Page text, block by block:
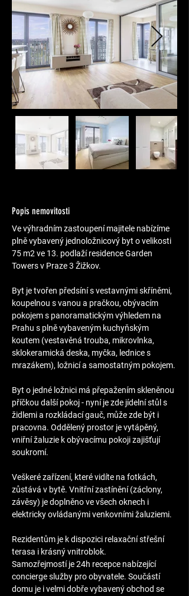
Popis nemovitosti
Ve výhradním zastoupení majitele nabízíme
plně vybavený jednoložnicový byt o velikosti
75 m2 ve 13. podlaží residence Garden
Towers v Praze 3 Žižkov.
Byt je tvořen předsíní s vestavnými skříněmi,
koupelnou s vanou a pračkou, obývacím
pokojem s panoramatickým výhledem na
Prahu s plně vybaveným kuchyňským
koutem (vestavěná trouba, mikrovlnka,
sklokeramická deska, myčka, lednice s
mrazákem), ložnicí a samostatným pokojem.
Byt o jedné ložnici má přepažením skleněnou
příčkou další pokoj - nyní je zde jídelní stůl s
židlemi a rozkládací gauč, může zde být i
pracovna. Oddělený prostor je vytápěný,
vniřní žaluzie k obývacímu pokoji zajišťují
soukromí.
Veškeré zařízení, které vidíte na fotkách,
zůstává v bytě. Vnitřní zastínění (záclony,
závěsy) je doplněno ve všech oknech i
elektricky ovládanými venkovními žaluziemi.
Rezidentům je k dispozici relaxační střešní
terasa i krásný vnitroblok.
Samozřejmostí je 24h recepce nabízející
concierge služby pro obyvatele. Součástí
domu je i velmi dobře vybavený obchod se